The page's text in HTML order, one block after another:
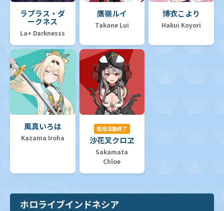
ラプラス・ダ
ークネス
La+ Darknesss
鷹嶺ルイ
Takane Lui
博衣こより
Hakui Koyori
風真いろは
Kazama Iroha
配信活動終了
沙花叉クロヱ
Sakamata
Chloe
ホロライブインドネシア